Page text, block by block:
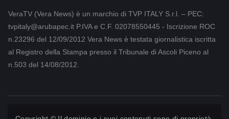
VeraTV (Vera News) è un marchio di TVP ITALY S.r.l. – PEC:
tvpitaly@arubapec.it P.IVA e C.F. 02078550445 - Iscrizione ROC
n.23296 del 12/09/2012 Vera News è testata giornalistica iscritta
al Registro della Stampa presso il Tribunale di Ascoli Piceno al
n.503 del 14/08/2012.